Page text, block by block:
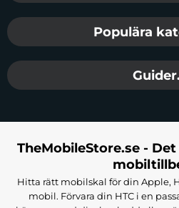
Populära
TheMobileStore.se -
Hitta rätt mobilskal för din Apple,
mobil. Förvara din HTC i en